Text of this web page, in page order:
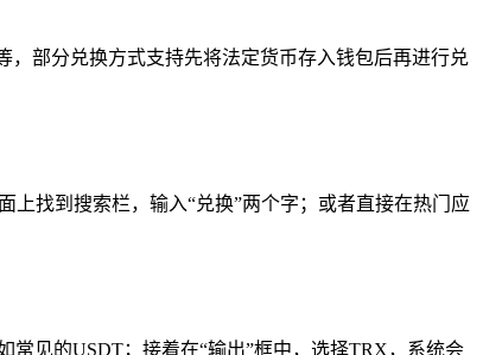
部分兑换方式支持先将法定货币存入钱包后再进行兑
上找到搜索栏，输入“兑换”两个字；或者直接在热门应
见的USDT；接着在“输出”框中，选择TRX，系统会